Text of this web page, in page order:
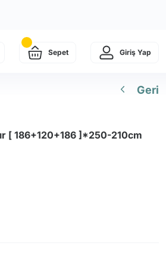
Sepet Giriş Yap
Geri
[ 186+120+186 ]*250-210cm